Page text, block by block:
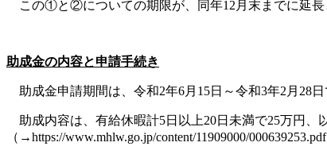
この①と②についての期限が、同年12月末までに延長
助成金の内容と申請手続き
助成金申請期間は、令和2年6月15日～令和3年2月28日
助成内容は、有給休暇計5日以上20日未満で25万円、
（→https://www.mhlw.go.jp/content/11909000/000639253.pdf